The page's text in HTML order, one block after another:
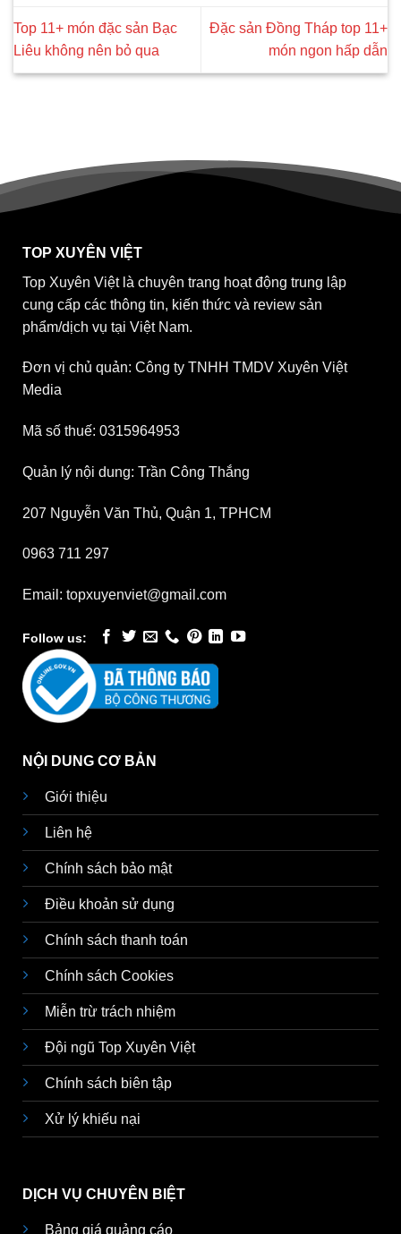
Top 11+ món đặc sản Bạc
Liêu không nên bỏ qua
Đặc sản Đồng Tháp top 11+
món ngon hấp dẫn
TOP XUYÊN VIỆT
Top Xuyên Việt là chuyên trang hoạt động trung lập
cung cấp các thông tin, kiến thức và review sản
phẩm/dịch vụ tại Việt Nam.
Đơn vị chủ quản: Công ty TNHH TMDV Xuyên Việt
Media
Mã số thuế: 0315964953
Quản lý nội dung: Trần Công Thắng
207 Nguyễn Văn Thủ, Quận 1, TPHCM
0963 711 297
Email: topxuyenviet@gmail.com
Follow us:
NỘI DUNG CƠ BẢN
Giới thiệu
Liên hệ
Chính sách bảo mật
Điều khoản sử dụng
Chính sách thanh toán
Chính sách Cookies
Miễn trừ trách nhiệm
Đội ngũ Top Xuyên Việt
Chính sách biên tập
Xử lý khiếu nại
DỊCH VỤ CHUYÊN BIỆT
Bảng giá quảng cáo